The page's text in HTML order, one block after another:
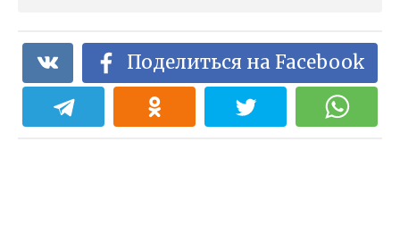
Поделиться на Facebook